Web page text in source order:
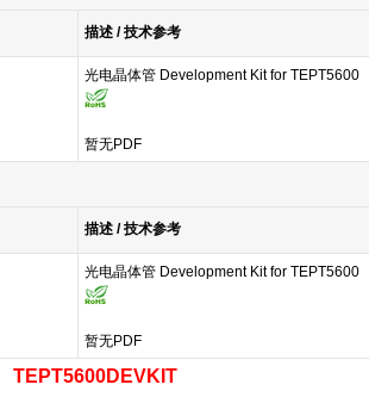
描述 / 技术参考
光电晶体管 Development Kit for TEPT5600
暂无PDF
描述 / 技术参考
光电晶体管 Development Kit for TEPT5600
暂无PDF
TEPT5600DEVKIT